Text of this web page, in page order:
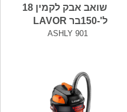
שואב אבק לקמין 18
ל'-150בר LAVOR
ASHLY 901